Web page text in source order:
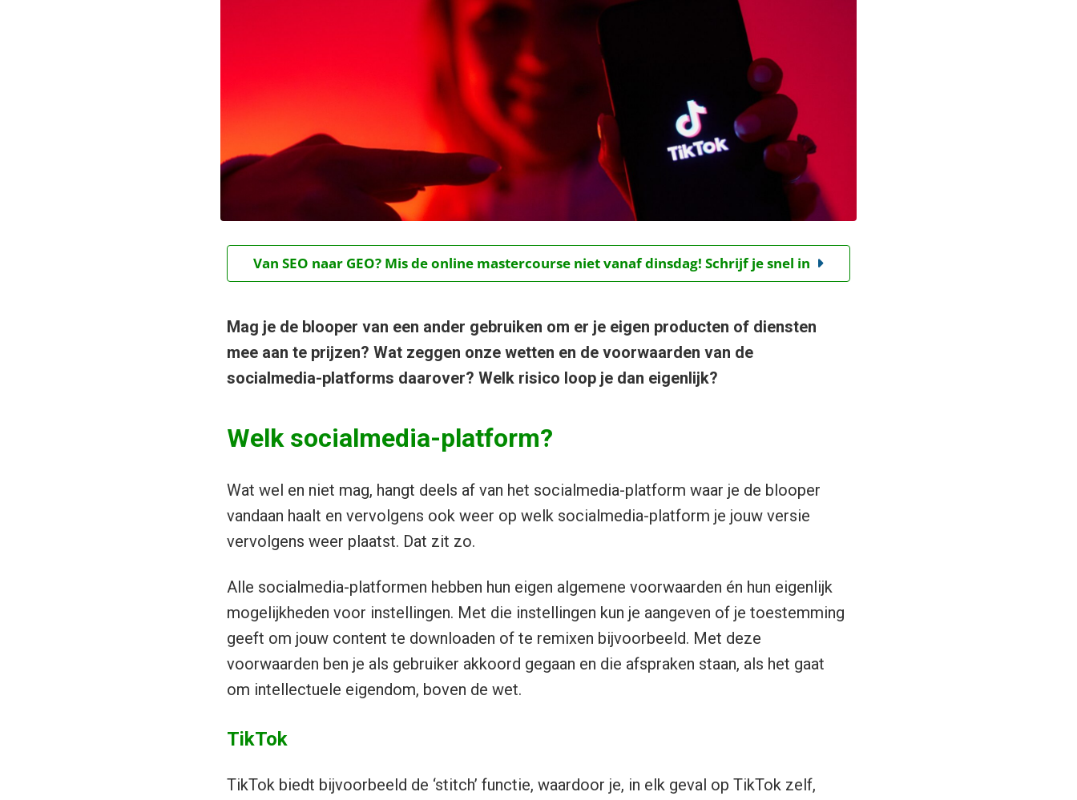
Van SEO naar GEO? Mis de online mastercourse niet vanaf dinsdag! Schrijf je snel in
Mag je de blooper van een ander gebruiken om er je eigen producten of diensten
mee aan te prijzen? Wat zeggen onze wetten en de voorwaarden van de
socialmedia-platforms daarover? Welk risico loop je dan eigenlijk?
Welk socialmedia-platform?
Wat wel en niet mag, hangt deels af van het socialmedia-platform waar je de blooper
vandaan haalt en vervolgens ook weer op welk socialmedia-platform je jouw versie
vervolgens weer plaatst. Dat zit zo.
Alle socialmedia-platformen hebben hun eigen algemene voorwaarden én hun eigenlijk
mogelijkheden voor instellingen. Met die instellingen kun je aangeven of je toestemming
geeft om jouw content te downloaden of te remixen bijvoorbeeld. Met deze
voorwaarden ben je als gebruiker akkoord gegaan en die afspraken staan, als het gaat
om intellectuele eigendom, boven de wet.
TikTok
TikTok biedt bijvoorbeeld de ‘stitch’ functie, waardoor je, in elk geval op TikTok zelf,